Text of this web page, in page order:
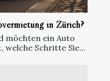
in Zürich?
möchten ein Auto
welche Schritte Sie...